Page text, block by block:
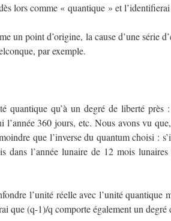
lors comme « quantique » et
un point d’origine, la cause d’une série
par exemple.
quantique qu’à un degré de liberté
360 jours, etc. Nous avons vu
que l’inverse du quantum choisi :
dans l’année lunaire de 12 mois
l’unité réelle avec l’unité quantique
que (q-1)/q comporte également un degré